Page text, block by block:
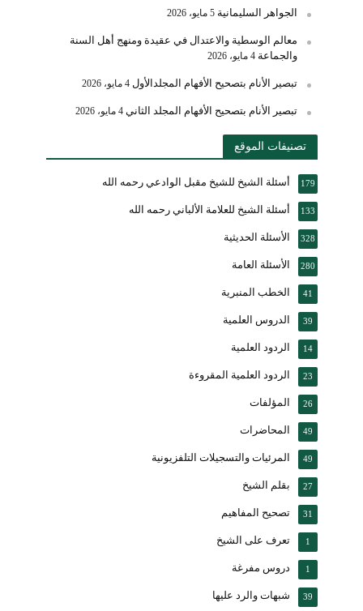
الجواهر السليمانية 5 مايو، 2026
معالم الوسطية والاعتدال في عقيدة ومنهج أهل السنة
والجماعة 4 مايو، 2026
تبصير الأنام بتصحيح الأفهام المجلدالأول 4 مايو، 2026
تبصير الأنام بتصحيح الأفهام المجلد الثاني 4 مايو، 2026
تصنيفات الموقع
أسئلة الشيخ للشيخ مقبل الوادعي رحمه الله 179
أسئلة الشيخ للعلامة الألباني رحمه الله 133
الأسئلة الحديثية 328
الأسئلة العامة 280
الخطب المنبرية 41
الدروس العلمية 39
الردود العلمية 14
الردود العلمية المقروءة 23
المؤلفات 26
المحاضرات 49
المرئيات والتسجيلات التلفزيونية 49
بقلم الشيخ 27
تصحيح المفاهيم 31
تعرف على الشيخ 1
دروس مفرغة 1
شبهات والرد عليها 39